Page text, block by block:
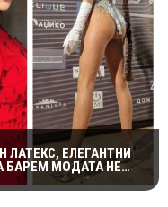
ЛАТЕКС, ЕЛЕГАНТНИ
БАРЕМ МОДАТА НЕ